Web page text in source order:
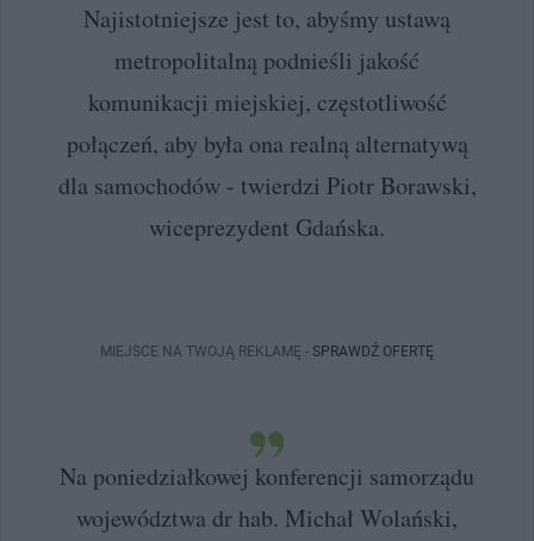
Najistotniejsze jest to, abyśmy ustawą
metropolitalną podnieśli jakość
komunikacji miejskiej, częstotliwość
połączeń, aby była ona realną alternatywą
dla samochodów - twierdzi Piotr Borawski,
wiceprezydent Gdańska.
MIEJSCE NA TWOJĄ REKLAMĘ - SPRAWDŹ OFERTĘ
Na poniedziałkowej konferencji samorządu
województwa dr hab. Michał Wolański,